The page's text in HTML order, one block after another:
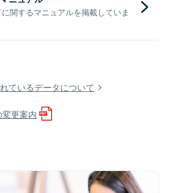
関するマニュアルを掲載していま
ているデータについて
更案内